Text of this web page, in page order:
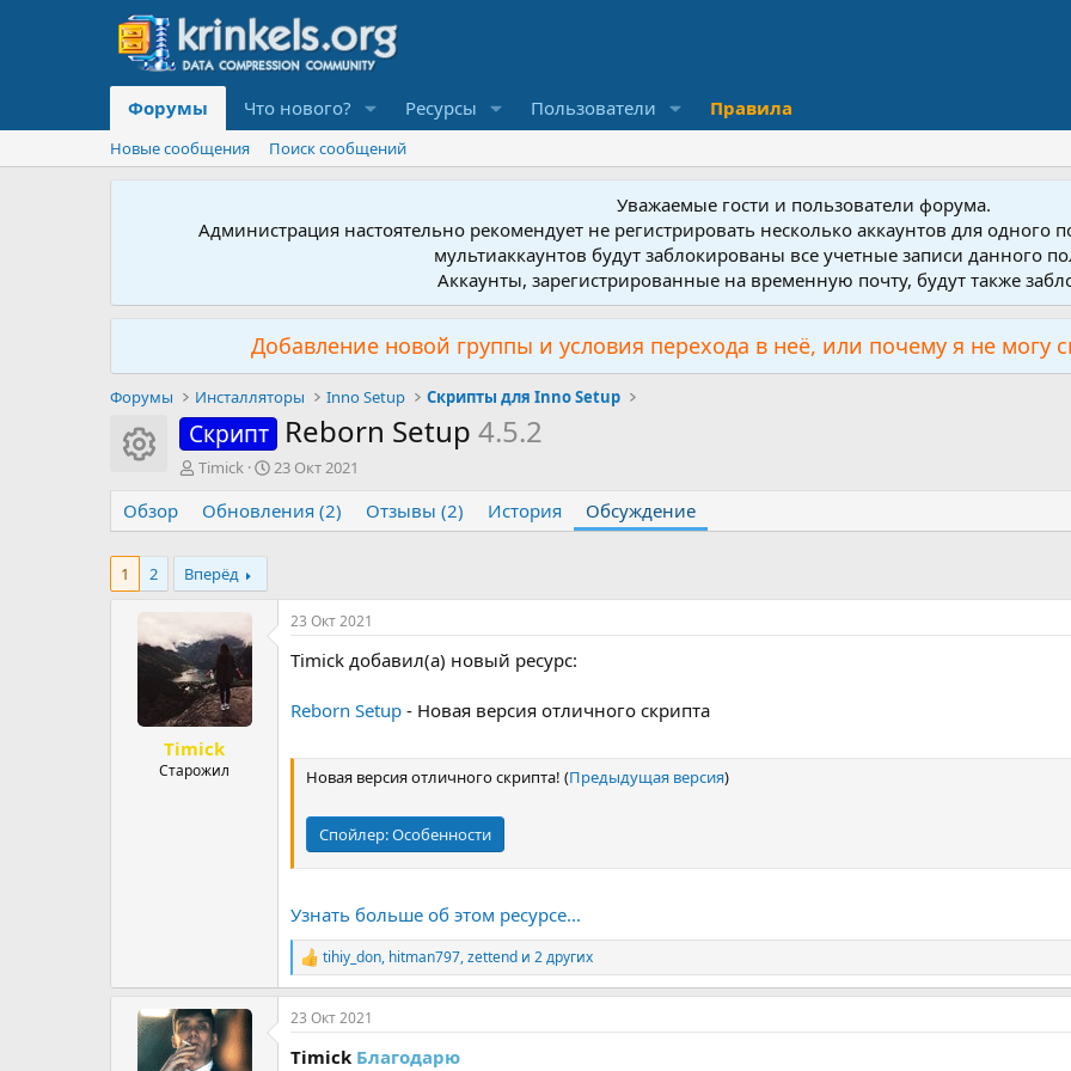
Форумы Что нового? Ресурсы Пользователи Правила
Новые сообщения Поиск сообщений
Уважаемые гости и пользователи форума.
Администрация настоятельно рекомендует не регистрировать несколько аккаунтов для
мультиаккаунтов будут заблокированы все учетные записи данного
Аккаунты, зарегистрированные на временную почту, будут также
Добавление новой группы и условия перехода в неё, или почему я не могу
Форумы Инсталляторы Inno Setup Скрипты для Inno Setup
Иконка ресурса
Скрипт Reborn Setup4.5.2
А
т
о
р
т
е
ы
Timick
Д
т
а
ч
л
23 Окт 2021
Обзор Обновления (2) Отзывы (2) История Обсуждение
1 2 Вперёд
Timick
Старожил
23 Окт 2021
Timick добавил(а) новый ресурс:
Reborn Setup - Новая версия отличного скрипта
Новая версия отличного скрипта! (Предыдущая версия)
Спойлер:Особенности
Узнать больше об этом ресурсе...
Р
е
а
к
и
tihiy_don, hitman797,zettend и 2 других
23 Окт 2021
Timick Благодарю